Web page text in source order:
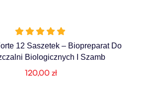
12 Saszetek – Biopreparat Do
Biologicznych I Szamb
120,00 zł